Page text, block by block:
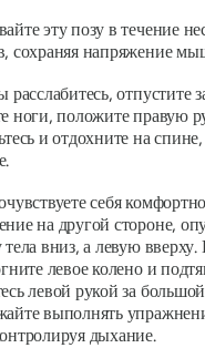
эту позу в течение
сохраняя напряжение
расслабитесь, отпустите
ноги, положите правую
и отдохните на
себя
на другой стороне,
тела вниз, а левую
левое колено и
левой рукой за
выполнять
дыхание.